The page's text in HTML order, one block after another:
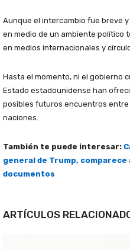
Aunque el intercambio fue breve
en medio de un ambiente político
en medios internacionales y
Hasta el momento, ni el gobierno
Estado estadounidense han
posibles futuros encuentros
naciones.
También te puede interesar:
general de Trump,
documentos
ARTÍCULOS